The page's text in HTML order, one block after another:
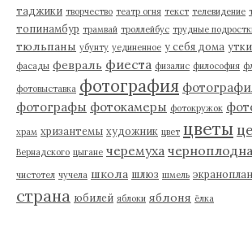
таджики творчество театр огня текст телевидение
топинамбур трамвай троллейбус трудные
тюльпаны убунту уединенное у себя дома утки
фасады февраль фиеста физалис философия
фотовыставка фотография
фотографы фотокамеры фотокружок
храм хризантемы художник цвет цветы
Вернадского цыгане черемуха
чистотел чучела школа шлюз шмель экраноплан
страна юбилей яблоки яблоня ёлка